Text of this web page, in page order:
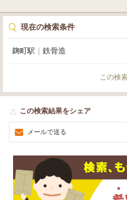
現在の検索条件
麹町駅 鉄骨造
この検
この検索結果をシェア
メールで送る